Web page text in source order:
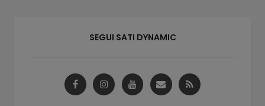
SEGUI SATI DYNAMIC